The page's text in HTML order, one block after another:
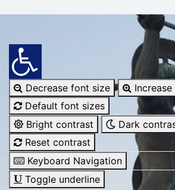
Decrease font size
Default font sizes
Bright contrast
Dark
Reset contrast
Keyboard Navigation
Toggle underline